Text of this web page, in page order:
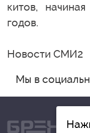
китов,
годов.
Новости СМИ2
Мы в